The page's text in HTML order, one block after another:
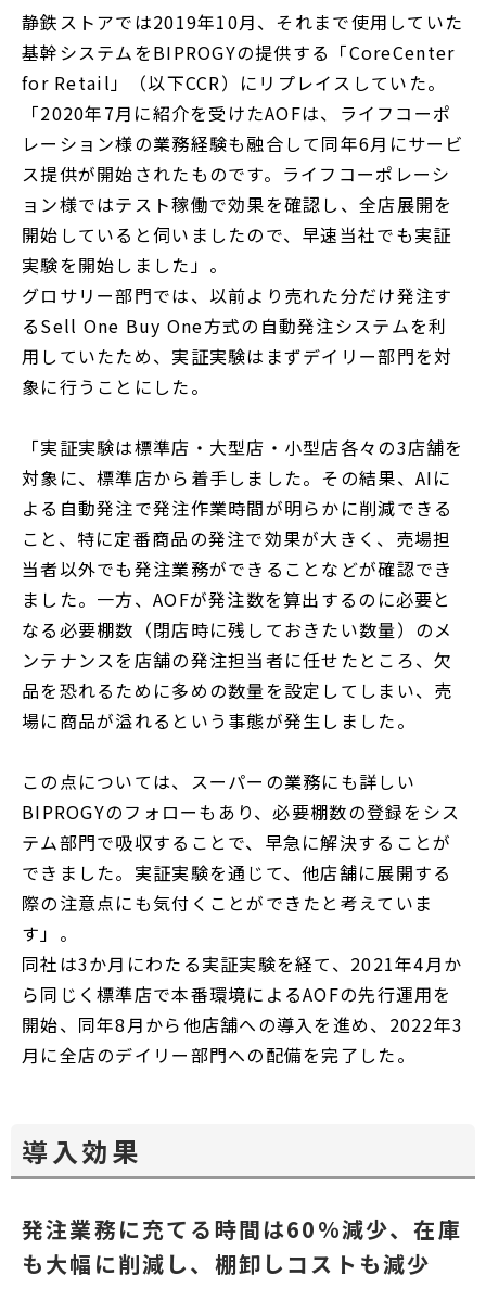
静鉄ストアでは2019年10月、それまで使用していた
基幹システムをBIPROGYの提供する「CoreCenter
for Retail」（以下CCR）にリプレイスしていた。
「2020年7月に紹介を受けたAOFは、ライフコーポ
レーション様の業務経験も融合して同年6月にサービ
ス提供が開始されたものです。ライフコーポレーシ
ョン様ではテスト稼働で効果を確認し、全店展開を
開始していると伺いましたので、早速当社でも実証
実験を開始しました」。
グロサリー部門では、以前より売れた分だけ発注す
るSell One Buy One方式の自動発注システムを利
用していたため、実証実験はまずデイリー部門を対
象に行うことにした。
「実証実験は標準店・大型店・小型店各々の3店舗を
対象に、標準店から着手しました。その結果、AIに
よる自動発注で発注作業時間が明らかに削減できる
こと、特に定番商品の発注で効果が大きく、売場担
当者以外でも発注業務ができることなどが確認でき
ました。一方、AOFが発注数を算出するのに必要と
なる必要棚数（閉店時に残しておきたい数量）のメ
ンテナンスを店舗の発注担当者に任せたところ、欠
品を恐れるために多めの数量を設定してしまい、売
場に商品が溢れるという事態が発生しました。
この点については、スーパーの業務にも詳しい
BIPROGYのフォローもあり、必要棚数の登録をシス
テム部門で吸収することで、早急に解決することが
できました。実証実験を通じて、他店舗に展開する
際の注意点にも気付くことができたと考えていま
す」。
同社は3か月にわたる実証実験を経て、2021年4月か
ら同じく標準店で本番環境によるAOFの先行運用を
開始、同年8月から他店舗への導入を進め、2022年3
月に全店のデイリー部門への配備を完了した。
導入効果
発注業務に充てる時間は60％減少、在庫
も大幅に削減し、棚卸しコストも減少